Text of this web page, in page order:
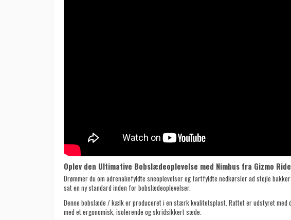
Oplev den Ultimative Bobslædeoplevelse med Nimbus fra Gizmo
Drømmer du om adrenalinfyldte sneoplevelser og fartfyldte nedkørsler ad stejle
sat en ny standard inden for bobslædeoplevelser.
Denne bobslæde / kælk er produceret i en stærk kvalitetsplast. Rattet er udstyret
med et ergonomisk, isolerende og skridsikkert sæde.